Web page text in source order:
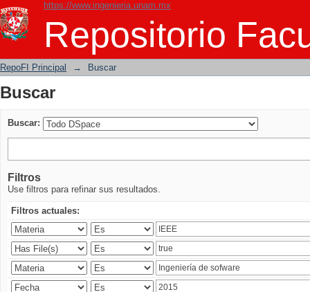
https://www.ingenieria.unam.mx
Repositorio
Buscar
RepoFI Principal → Buscar
Buscar
Buscar:
Filtros
Use filtros para refinar sus resultados.
Filtros actuales: